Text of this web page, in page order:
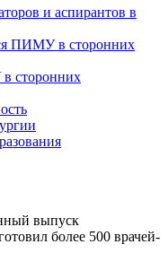
и аспирантов в
ПИМУ в сторонних
сторонних
выпуск
более 500 врачей-